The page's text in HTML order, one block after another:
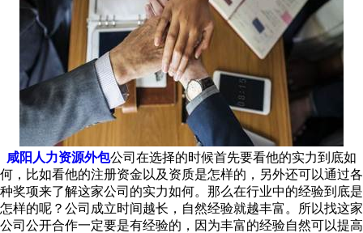
咸阳人力资源外包公司在选择的时候首先要看他的实力到底如
何，比如看他的注册资金以及资质是怎样的，另外还可以通过各
种奖项来了解这家公司的实力如何。那么在行业中的经验到底是
怎样的呢？公司成立时间越长，自然经验就越丰富。所以找这家
公司公开合作一定要是有经验的，因为丰富的经验自然可以提高